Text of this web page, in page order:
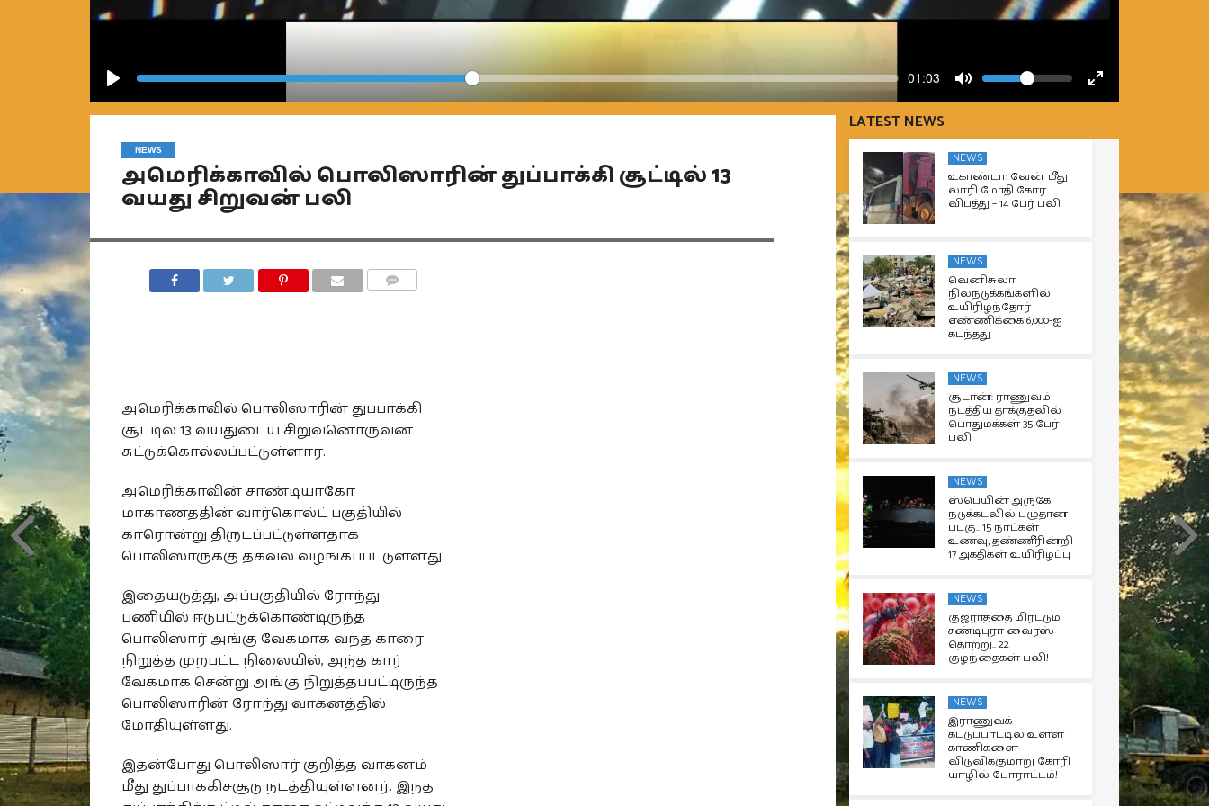
Seek Current
01:03
Mute
Volume
Fullscreen
NEWS
அமெரிக்காவில் பொலிஸாரின் துப்பாக்கி சூட்டில் 13
வயது சிறுவன் பலி
அமெரிக்காவில் பொலிஸாரின் துப்பாக்கி
சூட்டில் 13 வயதுடைய சிறுவனொருவன்
சுட்டுக்கொல்லப்பட்டுள்ளார்.
அமெரிக்காவின் சாண்டியாகோ
மாகாணத்தின் வார்கொல்ட் பகுதியில்
காரொன்று திருடப்பட்டுள்ளதாக
பொலிஸாருக்கு தகவல் வழங்கப்பட்டுள்ளது.
இதையடுத்து, அப்பகுதியில் ரோந்து
பணியில் ஈடுபட்டுக்கொண்டிருந்த
பொலிஸார் அங்கு வேகமாக வந்த காரை
நிறுத்த முற்பட்ட நிலையில், அந்த கார்
வேகமாக சென்று அங்கு நிறுத்தப்பட்டிருந்த
பொலிஸாரின் ரோந்து வாகனத்தில்
மோதியுள்ளது.
இதன்போது பொலிஸார் குறித்த வாகனம்
மீது துப்பாக்கிச்சூடு நடத்தியுள்ளனர். இந்த
LATEST NEWS
NEWS
உகாண்டா: வேன் மீது
லாரி மோதி கோர
விபத்து – 14 பேர் பலி
NEWS
வெனிசுலா
நிலநடுக்கங்களில்
உயிரிழந்தோர்
எண்ணிக்கை 6,000-ஐ
கடந்தது
NEWS
சூடான்: ராணுவம்
நடத்திய தாக்குதலில்
பொதுமக்கள் 35 பேர்
பலி
NEWS
ஸ்பெயின் அருகே
நடுக்கடலில் பழுதான
படகு.. 15 நாட்கள்
உணவு, தண்ணீரின்றி
17 அகதிகள் உயிரிழப்பு
NEWS
குஜராத்தை மிரட்டும்
சண்டிபுரா வைரஸ்
தொற்று.. 22
குழந்தைகள் பலி!
NEWS
இராணுவக்
கட்டுப்பாட்டில் உள்ள
காணிகளை
விடுவிக்குமாறு கோரி
யாழில் போராட்டம்!